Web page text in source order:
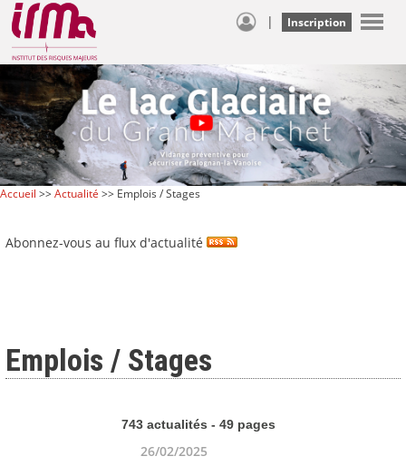
| Inscription
Accueil >>Actualité >> Emplois / Stages
Abonnez-vous au flux d'actualité
Emplois / Stages
743 actualités - 49 pages
26/02/2025